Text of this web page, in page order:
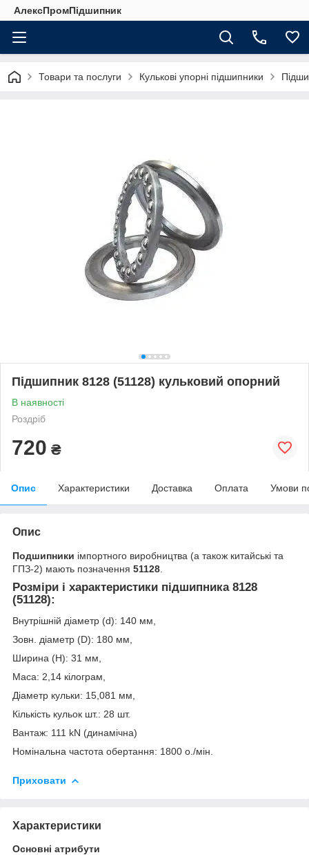
АлексПромПідшипник
Товари та послуги Кулькові упорні підшипники
Підшипник 8128 (51128) кульковий опорний
В наявності
Роздріб
720 ₴
Опис Характеристики Доставка Оплата Умови
Опис
Подшипники імпортного виробництва (а також китайські та
ГПЗ-2) мають позначення 51128
Розміри і характеристики підшипника 8128
(51128):
Внутрішній діаметр (d): 140 мм,
Зовн. діаметр (D): 180 мм,
Ширина (H): 31 мм,
Маса: 2,14 кілограм,
Діаметр кульки: 15,081 мм,
Кількість кульок шт.: 28 шт.
Вантаж: 111 kN (динамічна)
Номінальна частота обертання: 1800 о./мін.
Приховати
Характеристики
Основні атрибути